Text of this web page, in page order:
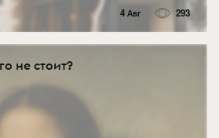
4 Авг 293
не стоит?